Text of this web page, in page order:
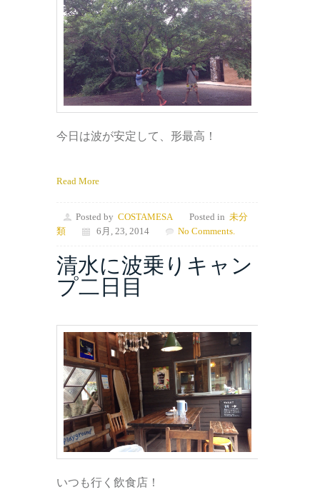
今日は波が安定して、形最高！
Read More
Posted by COSTAMESA Posted in 未分
類
6月, 23, 2014 No Comments.
清水に波乗りキャン
プ二日目
いつも行く飲食店！